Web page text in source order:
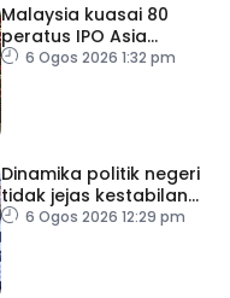
Malaysia kuasai 80
peratus IPO Asia
Tenggara, kumpul AS$1.4
6 Ogos 2026 1:32 pm
Dinamika politik negeri
tidak jejas kestabilan
Kerajaan Perpaduan
6 Ogos 2026 12:29 pm